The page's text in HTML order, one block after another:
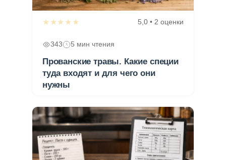
★★★★★ 5,0 • 2 оценки
343 5 мин чтения
Прованские травы. Какие специи
туда входят и для чего они
нужны